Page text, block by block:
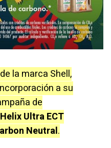
la marca Shell,
a su
de
Ultra ECT
Neutral.